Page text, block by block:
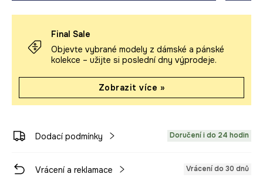
Final Sale
Objevte vybrané modely z dámské a pánské
kolekce – užijte si poslední dny výprodeje.
Zobrazit více »
Dodací podmínky Doručení i do 24 hodin
Vrácení a reklamace Vrácení do 30 dnů